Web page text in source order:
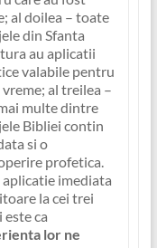
al doilea – toate
din Sfanta
au aplicatii
valabile pentru
al treilea –
multe dintre
Bibliei contin
si o
profetica.
imediata
la cei trei
ca
lor ne